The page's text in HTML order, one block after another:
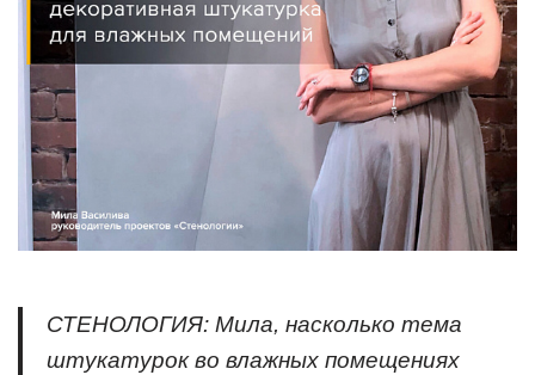
СТЕНОЛОГИЯ: Мила, насколько тема
штукатурок во влажных помещениях